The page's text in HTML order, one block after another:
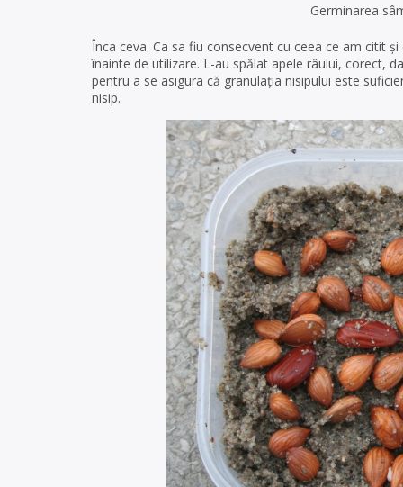
Germinarea
Înca ceva. Ca sa fiu consecvent cu ceea ce am citit
înainte de utilizare. L-au spălat apele râului, corect,
pentru a se asigura că granulația nisipului este
nisip.